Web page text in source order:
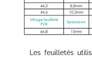
Les feuilletés